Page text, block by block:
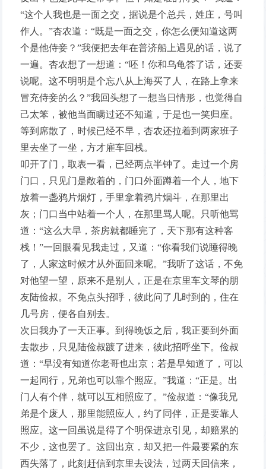
“这个人我也是一面之交，据说是个总兵，姓庄，号叫
作人。”杏农道：“既是一面之交，你怎么便知道这两
个是他侍妾？”我便把去年在普济船上遇见的话，说了
一遍。杏农想了一想道：“呸！你和乌龟答了话，还要
说呢。这不明明是个忘八从上海买了人，在路上拿来
冒充侍妾的么？”我回头想了一想当日情形，也觉得自
己太笨，被他当面瞒过还不知道，于是也一笑归座。
等到席散了，时候已经不早，杏农还拉着到两家班子
里去坐了一坐，方才雇车回栈。
叩开了门，取表一看，已经两点半钟了。走过一个房
门口，只见门是敞着的，门口外面蹲着一个人，地下
放着一盏鸦片烟灯，手里拿着鸦片烟斗，在那里出
灰；门口当中站着一个人，在那里骂人呢。只听他骂
道：“这么大早，茶房就都睡完了，天下那有这种客
栈！”一回眼看见我走过，又道：“你看我们说睡得晚
了，人家这时候才从外面回来呢。”我听了这话，不免
对他望一望，原来不是别人，正是在京里车文琴的朋
友陆俭叔。不免点头招呼，彼此问了几时到的，住在
几号房，便各自别去。
次日我办了一天正事。到得晚饭之后，我正要到外面
去散步，只见陆俭叔踱了进来，彼此招呼坐下。俭叔
道：“早没有知道你老哥也出京；若是早知道了，可以
一起同行，兄弟也可以靠个照应。”我道：“正是。出
门人有个伴，就可以互相照应了。”俭叔道：“像我兄
弟是个废人，那里能照应人，约了同伴，正是要靠人
照应。这一回虽说是得了个明保进京引见，却赔累的
不少，这也罢了。这回出京，却又把一件最要紧的东
西失落了，此刻赶信到京里去设法，过两天回信来，